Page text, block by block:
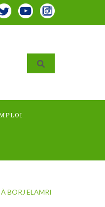
BORJ ELAMRI